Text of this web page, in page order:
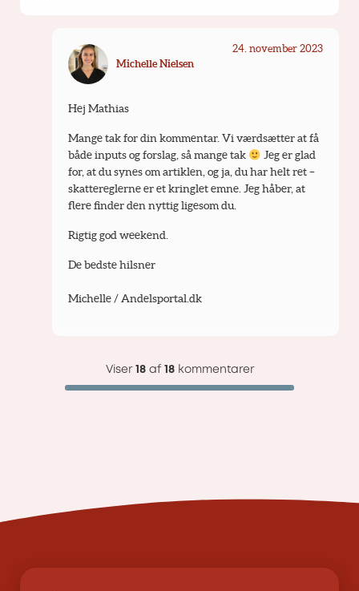
Michelle Nielsen
24. november 2023
Hej Mathias
Mange tak for din kommentar. Vi værdsætter at få
både inputs og forslag, så mange tak
Jeg er glad
for, at du synes om artiklen, og ja, du har helt ret –
skattereglerne er et kringlet emne. Jeg håber, at
flere finder den nyttig ligesom du.
Rigtig god weekend.
De bedste hilsner
Michelle / Andelsportal.dk
Viser 18af 18kommentarer